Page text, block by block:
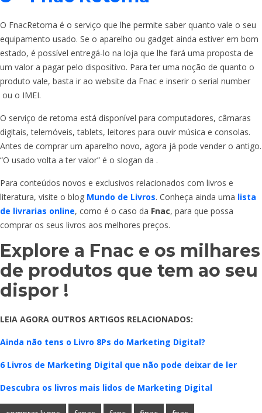
O FnacRetoma é o serviço que lhe permite saber quanto vale o seu
equipamento usado. Se o aparelho ou gadget ainda estiver em bom
estado, é possível entregá-lo na loja que lhe fará uma proposta de
um valor a pagar pelo dispositivo. Para ter uma noção de quanto o
produto vale, basta ir ao website da Fnac e inserir o serial number
ou o IMEI.
O serviço de retoma está disponível para computadores, câmaras
digitais, telemóveis, tablets, leitores para ouvir música e consolas.
Antes de comprar um aparelho novo, agora já pode vender o antigo.
“O usado volta a ter valor” é o slogan da .
Para conteúdos novos e exclusivos relacionados com livros e
literatura, visite o blog Mundo de Livros. Conheça ainda uma lista
de livrarias online, como é o caso da Fnac, para que possa
comprar os seus livros aos melhores preços.
Explore a Fnac e os milhares
de produtos que tem ao seu
dispor !
LEIA AGORA OUTROS ARTIGOS RELACIONADOS:
Ainda não tens o Livro 8Ps do Marketing Digital?
6 Livros de Marketing Digital que não pode deixar de ler
Descubra os livros mais lidos de Marketing Digital